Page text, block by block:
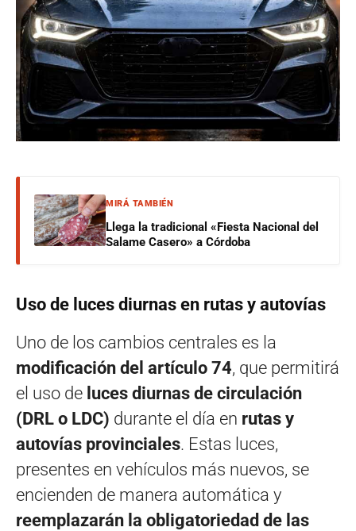
MIRÁ TAMBIÉN
Llega la tradicional «Fiesta Nacional del
Salame Casero» a Córdoba
Uso de luces diurnas en rutas y autovías
Uno de los cambios centrales es la
modificación del artículo 74, que permitirá
el uso de luces diurnas de circulación
(DRL o LDC) durante el día en rutas y
autovías provinciales. Estas luces,
presentes en vehículos más nuevos, se
encienden de manera automática y
reemplazarán la obligatoriedad de las